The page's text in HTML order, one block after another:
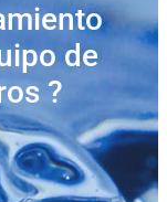
de
?